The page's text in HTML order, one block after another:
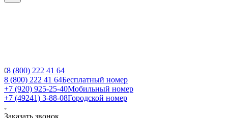
8 (800) 222 41 64
8 (800) 222 41 64Бесплатный номер
+7 (920) 925-25-40Мобильный номер
+7 (49241) 3-88-08Городской номер
Заказать звонок